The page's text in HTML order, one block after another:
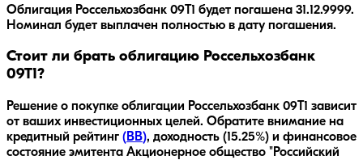
Облигация Россельхозбанк 09Т1 будет погашена 31.12.9999.
Номинал будет выплачен полностью в дату погашения.
Стоит ли брать облигацию Россельхозбанк
09Т1?
Решение о покупке облигации Россельхозбанк 09Т1 зависит
от ваших инвестиционных целей. Обратите внимание на
кредитный рейтинг ( BB), доходность (15.25%) и финансовое
состояние эмитента Акционерное общество "Российский